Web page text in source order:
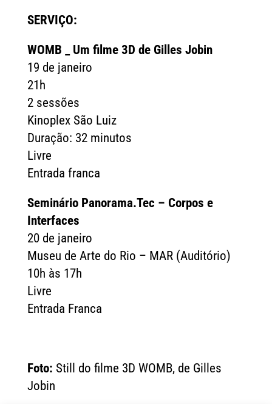
SERVIÇO:
WOMB _ Um filme 3D de Gilles Jobin
19 de janeiro
21h
2 sessões
Kinoplex São Luiz
Duração: 32 minutos
Livre
Entrada franca
Seminário Panorama.Tec – Corpos e
Interfaces
20 de janeiro
Museu de Arte do Rio – MAR (Auditório)
10h às 17h
Livre
Entrada Franca
Foto: Still do filme 3D WOMB, de Gilles
Jobin